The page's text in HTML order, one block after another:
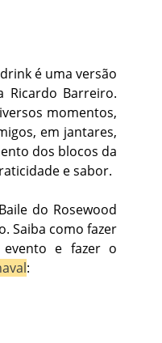
é uma versão
Ricardo Barreiro.
momentos,
em jantares,
dos blocos da
e sabor.
do Rosewood
Saiba como fazer
e fazer o
: